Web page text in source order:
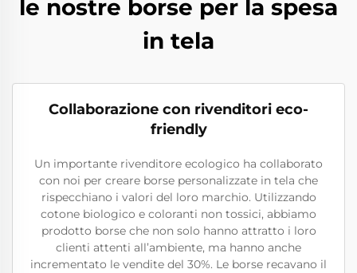
le nostre borse per la spesa
in tela
Collaborazione con rivenditori eco-
friendly
Un importante rivenditore ecologico ha collaborato
con noi per creare borse personalizzate in tela che
rispecchiano i valori del loro marchio. Utilizzando
cotone biologico e coloranti non tossici, abbiamo
prodotto borse che non solo hanno attratto i loro
clienti attenti all’ambiente, ma hanno anche
incrementato le vendite del 30%. Le borse recavano il